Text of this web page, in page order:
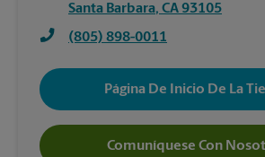
Santa Barbara, CA93105
(805) 898-0011
Página De Inicio De La
Comuníquese Con